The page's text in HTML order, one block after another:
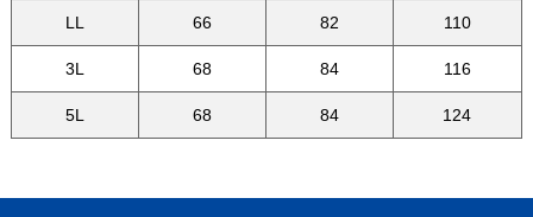
LL 66 82 110
3L 68 84 116
5L 68 84 124